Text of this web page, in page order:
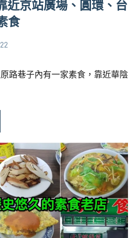
近京站廣場、圓環、台
食
原路巷子內有一家素食，靠近華陰